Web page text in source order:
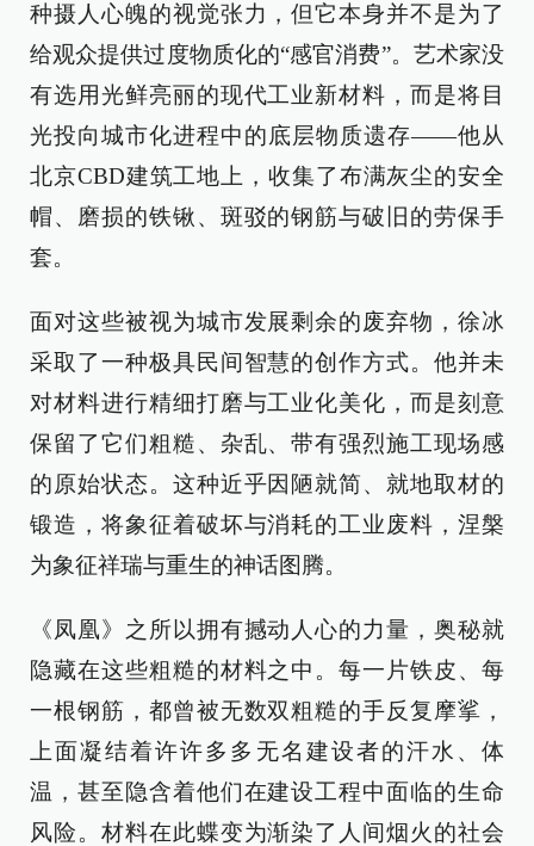
种摄人心魄的视觉张力，但它本身并不是为了
给观众提供过度物质化的“感官消费”。艺术家没
有选用光鲜亮丽的现代工业新材料，而是将目
光投向城市化进程中的底层物质遗存——他从
北京CBD建筑工地上，收集了布满灰尘的安全
帽、磨损的铁锹、斑驳的钢筋与破旧的劳保手
套。
面对这些被视为城市发展剩余的废弃物，徐冰
采取了一种极具民间智慧的创作方式。他并未
对材料进行精细打磨与工业化美化，而是刻意
保留了它们粗糙、杂乱、带有强烈施工现场感
的原始状态。这种近乎因陋就简、就地取材的
锻造，将象征着破坏与消耗的工业废料，涅槃
为象征祥瑞与重生的神话图腾。
《凤凰》之所以拥有撼动人心的力量，奥秘就
隐藏在这些粗糙的材料之中。每一片铁皮、每
一根钢筋，都曾被无数双粗糙的手反复摩挲，
上面凝结着许许多多无名建设者的汗水、体
温，甚至隐含着他们在建设工程中面临的生命
风险。材料在此蝶变为渐染了人间烟火的社会